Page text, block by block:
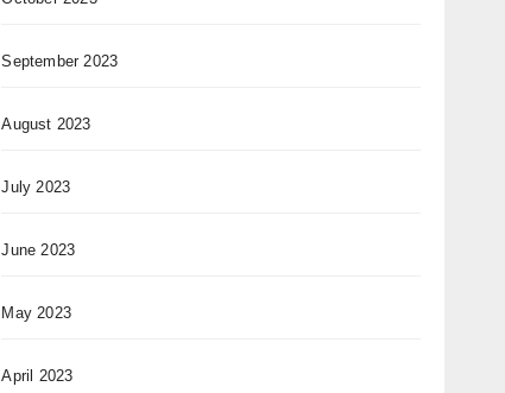
September 2023
August 2023
July 2023
June 2023
May 2023
April 2023